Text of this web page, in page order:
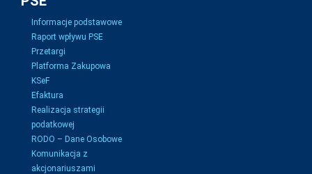
Informacje podstawowe
Raport wpływu PSE
Przetargi
Platforma Zakupowa
KSeF
Efaktura
Realizacja strategii
podatkowej
RODO – Dane Osobowe
Komunikacja z
akcjonariuszami